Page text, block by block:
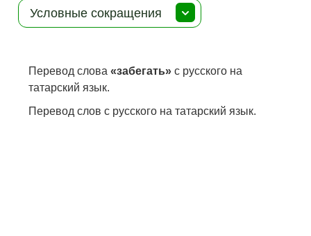
Условные сокращения
Перевод слова«забегать» с русского на
татарский язык.
Перевод слов с русского на татарский язык.